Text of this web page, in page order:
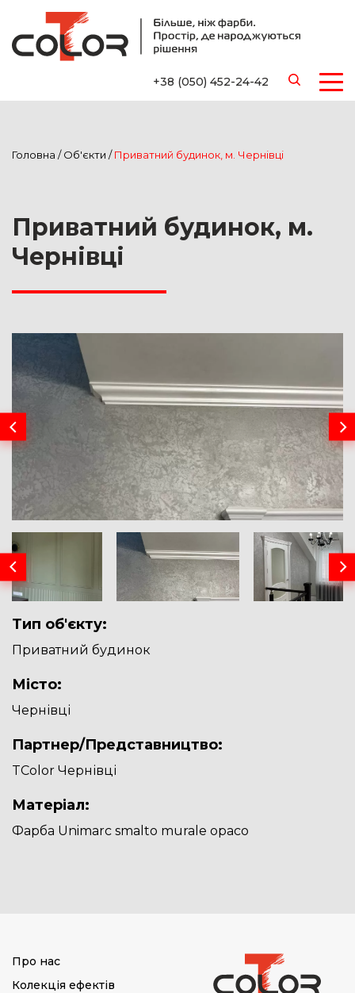
+38 (050) 452-24-42
Головна /Об'єкти /Приватний будинок, м. Чернівці
Приватний будинок, м.
Чернівці
Тип об'єкту:
Приватний будинок
Місто:
Чернівці
Партнер/Представництво:
TColor Чернівці
Матеріал:
Фарба Unimarc smalto murale opaco
Про нас
Колекція ефектів